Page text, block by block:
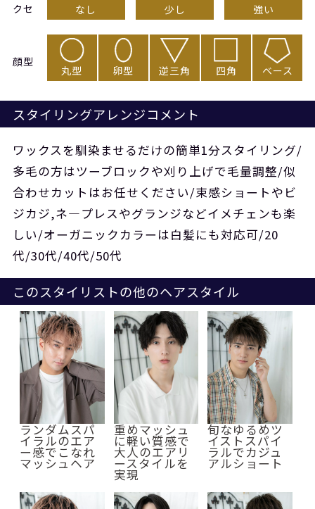
クセ なし 少し 強い
顔型
丸型 卵型 逆三角 四角 ベース
スタイリングアレンジコメント
ワックスを馴染ませるだけの簡単1分スタイリング/
多毛の方はツーブロックや刈り上げで毛量調整/似
合わせカットはお任せください/束感ショートやビ
ジカジ,ネ―プレスやグランジなどイメチェンも楽
しい/オーガニックカラーは白髪にも対応可/20
代/30代/40代/50代
このスタイリストの他のヘアスタイル
ランダムスパ
イラルのエア
ー感でこなれ
マッシュヘア
重めマッシュ
に軽い質感で
大人のエアリ
ースタイルを
実現
旬なゆるめツ
イストスパイ
ラルでカジュ
アルショート